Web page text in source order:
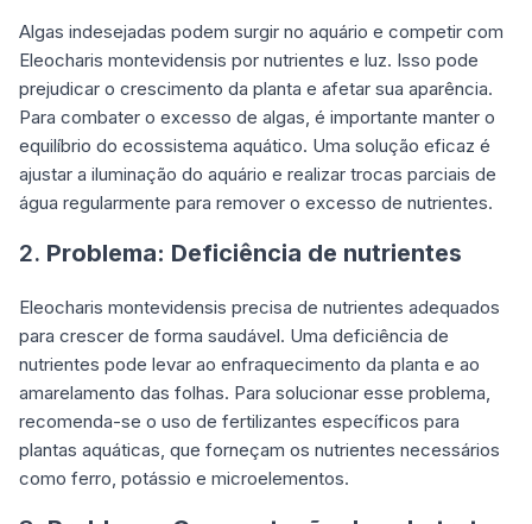
Algas indesejadas podem surgir no aquário e competir com
Eleocharis montevidensis por nutrientes e luz. Isso pode
prejudicar o crescimento da planta e afetar sua aparência.
Para combater o excesso de algas, é importante manter o
equilíbrio do ecossistema aquático. Uma solução eficaz é
ajustar a iluminação do aquário e realizar trocas parciais de
água regularmente para remover o excesso de nutrientes.
2. Problema: Deficiência de nutrientes
Eleocharis montevidensis precisa de nutrientes adequados
para crescer de forma saudável. Uma deficiência de
nutrientes pode levar ao enfraquecimento da planta e ao
amarelamento das folhas. Para solucionar esse problema,
recomenda-se o uso de fertilizantes específicos para
plantas aquáticas, que forneçam os nutrientes necessários
como ferro, potássio e microelementos.